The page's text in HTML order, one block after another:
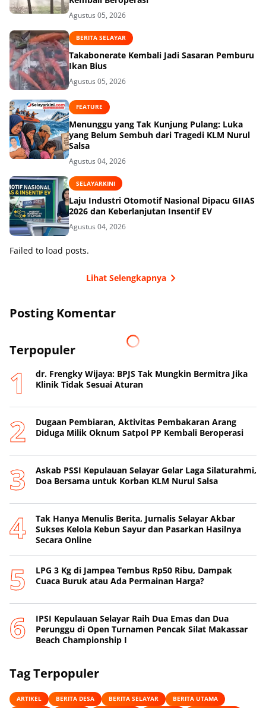
Agustus 05, 2026
BERITA SELAYAR
Takabonerate Kembali Jadi Sasaran Pemburu
Ikan Bius
Agustus 05, 2026
FEATURE
Menunggu yang Tak Kunjung Pulang: Luka
yang Belum Sembuh dari Tragedi KLM Nurul
Salsa
Agustus 04, 2026
SELAYARKINI
Laju Industri Otomotif Nasional Dipacu GIIAS
2026 dan Keberlanjutan Insentif EV
Agustus 04, 2026
Failed to load posts.
Lihat Selengkapnya
Posting Komentar
Terpopuler
dr. Frengky Wijaya: BPJS Tak Mungkin Bermitra Jika
Klinik Tidak Sesuai Aturan
Dugaan Pembiaran, Aktivitas Pembakaran Arang
Diduga Milik Oknum Satpol PP Kembali Beroperasi
‎Askab PSSI Kepulauan Selayar Gelar Laga Silaturahmi,
Doa Bersama untuk Korban KLM Nurul Salsa
‎Tak Hanya Menulis Berita, Jurnalis Selayar Akbar
Sukses Kelola Kebun Sayur dan Pasarkan Hasilnya
Secara Online
‎LPG 3 Kg di Jampea Tembus Rp50 Ribu, Dampak
Cuaca Buruk atau Ada Permainan Harga? ‎
IPSI Kepulauan Selayar Raih Dua Emas dan Dua
Perunggu di Open Turnamen Pencak Silat Makassar
Beach Championship I
Tag Terpopuler
ARTIKEL BERITA DESA BERITA SELAYAR
BERITA UTAMA